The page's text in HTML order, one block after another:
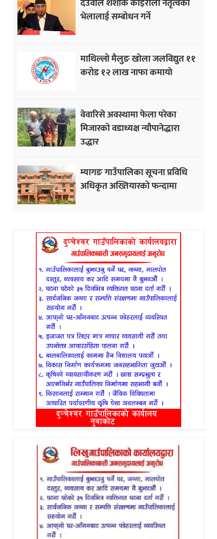
भेलालाई सम्बोधन गर्ने
माथिल्लो मैलुङ खोला जलविद्युत ११
करोड १२ लाख नाफा कमायाे
वेवारिसे अवस्थामा फेला परेका
मिजारको वडाध्यक्ष न्यौपानेद्धारा
उद्धार
म्यागङ गाउँपालिका सूचना प्रविधि
अधिकृत अख्तियारको फन्दामा